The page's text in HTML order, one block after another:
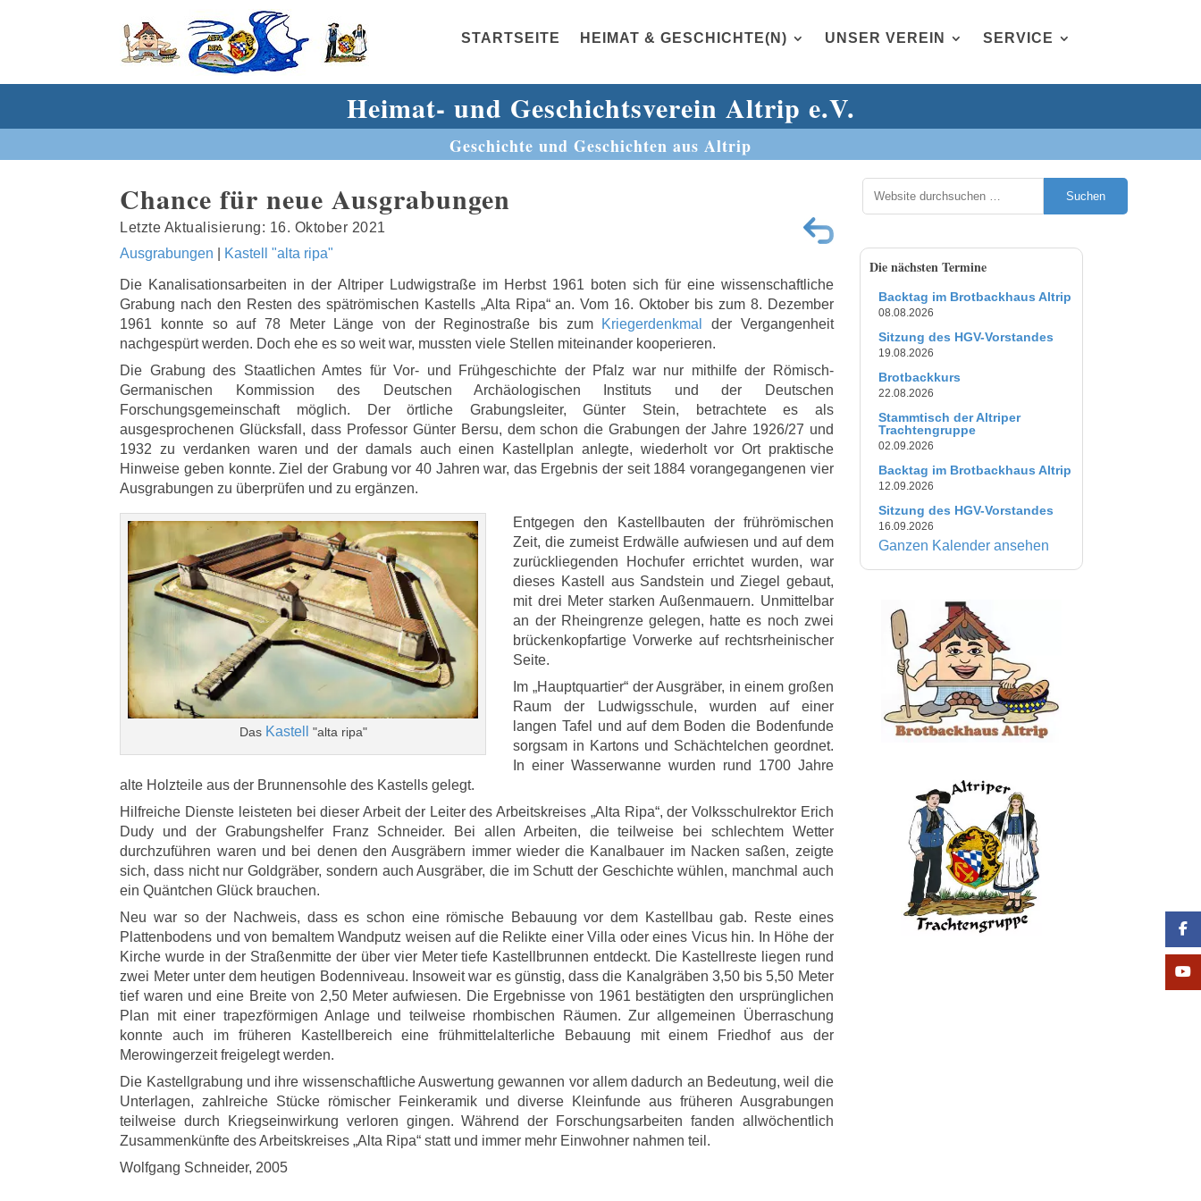
STARTSEITE HEIMAT & GESCHICHTE(N) UNSER VEREIN SERVICE
Heimat- und Geschichtsverein Altrip e.V.
Geschichte und Geschichten aus Altrip
Chance für neue Ausgrabungen
16. Oktober 2021
Ausgrabungen
Kastell "alta ripa"
Die Kanalisationsarbeiten in der Altriper Ludwigstraße im Herbst 1961 boten sich für eine wissenschaftliche
Grabung nach den Resten des spätrömischen Kastells „Alta Ripa“ an. Vom 16. Oktober bis zum 8. Dezember
1961 konnte so auf 78 Meter Länge von der Reginostraße bis zum Kriegerdenkmal
der Vergangenheit
nachgespürt werden. Doch ehe es so weit war, mussten viele Stellen miteinander kooperieren.
Die Grabung des Staatlichen Amtes für Vor- und Frühgeschichte der Pfalz war nur mithilfe der Römisch-
Germanischen Kommission des Deutschen Archäologischen Instituts und der Deutschen
Forschungsgemeinschaft möglich. Der örtliche Grabungsleiter, Günter Stein, betrachtete es als
ausgesprochenen Glücksfall, dass Professor Günter Bersu, dem schon die Grabungen der Jahre 1926/27 und
1932 zu verdanken waren und der damals auch einen Kastellplan anlegte, wiederholt vor Ort praktische
Hinweise geben konnte. Ziel der Grabung vor 40 Jahren war, das Ergebnis der seit 1884 vorangegangenen vier
Ausgrabungen zu überprüfen und zu ergänzen.
Das Kastell "alta ripa"
Entgegen den Kastellbauten der frührömischen
Zeit, die zumeist Erdwälle aufwiesen und auf dem
zurückliegenden Hochufer errichtet wurden, war
dieses Kastell aus Sandstein und Ziegel gebaut,
mit drei Meter starken Außenmauern. Unmittelbar
an der Rheingrenze gelegen, hatte es noch zwei
brückenkopfartige Vorwerke auf rechtsrheinischer
Seite.
Im „Hauptquartier“ der Ausgräber, in einem großen
Raum der Ludwigsschule, wurden auf einer
langen Tafel und auf dem Boden die Bodenfunde
sorgsam in Kartons und Schächtelchen geordnet.
In einer Wasserwanne wurden rund 1700 Jahre
alte Holzteile aus der Brunnensohle des Kastells gelegt.
Hilfreiche Dienste leisteten bei dieser Arbeit der Leiter des Arbeitskreises „Alta Ripa“, der Volksschulrektor Erich
Dudy und der Grabungshelfer Franz Schneider. Bei allen Arbeiten, die teilweise bei schlechtem Wetter
durchzuführen waren und bei denen den Ausgräbern immer wieder die Kanalbauer im Nacken saßen, zeigte
sich, dass nicht nur Goldgräber, sondern auch Ausgräber, die im Schutt der Geschichte wühlen, manchmal auch
ein Quäntchen Glück brauchen.
Neu war so der Nachweis, dass es schon eine römische Bebauung vor dem Kastellbau gab. Reste eines
Plattenbodens und von bemaltem Wandputz weisen auf die Relikte einer Villa oder eines Vicus hin. In Höhe der
Kirche wurde in der Straßenmitte der über vier Meter tiefe Kastellbrunnen entdeckt. Die Kastellreste liegen rund
zwei Meter unter dem heutigen Bodenniveau. Insoweit war es günstig, dass die Kanalgräben 3,50 bis 5,50 Meter
tief waren und eine Breite von 2,50 Meter aufwiesen. Die Ergebnisse von 1961 bestätigten den ursprünglichen
Plan mit einer trapezförmigen Anlage und teilweise rhombischen Räumen. Zur allgemeinen Überraschung
konnte auch im früheren Kastellbereich eine frühmittelalterliche Bebauung mit einem Friedhof aus der
Merowingerzeit freigelegt werden.
Die Kastellgrabung und ihre wissenschaftliche Auswertung gewannen vor allem dadurch an Bedeutung, weil die
Unterlagen, zahlreiche Stücke römischer Feinkeramik und diverse Kleinfunde aus früheren Ausgrabungen
teilweise durch Kriegseinwirkung verloren gingen. Während der Forschungsarbeiten fanden allwöchentlich
Zusammenkünfte des Arbeitskreises „Alta Ripa“ statt und immer mehr Einwohner nahmen teil.
Wolfgang Schneider, 2005
Suchen
Die nächsten Termine
Backtag im Brotbackhaus Altrip
08.08.2026
Sitzung des HGV-Vorstandes
19.08.2026
Brotbackkurs
22.08.2026
Stammtisch der Altriper
Trachtengruppe
02.09.2026
Backtag im Brotbackhaus Altrip
12.09.2026
Sitzung des HGV-Vorstandes
16.09.2026
Ganzen Kalender ansehen